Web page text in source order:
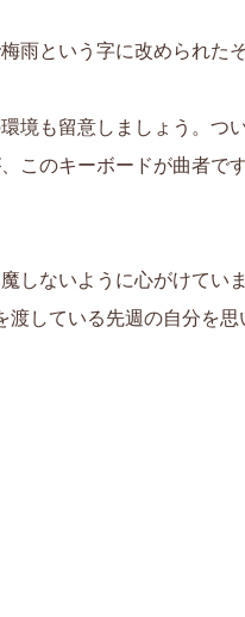
雨という字に改められた
境も留意しましょう。つい
このキーボードが曲者で
しないように心がけていま
している先週の自分を思